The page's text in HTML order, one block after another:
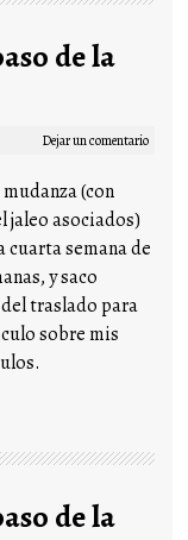
de la
Dejar un comentario
(con
jaleo asociados)
semana de
y saco
traslado para
sobre mis
de la